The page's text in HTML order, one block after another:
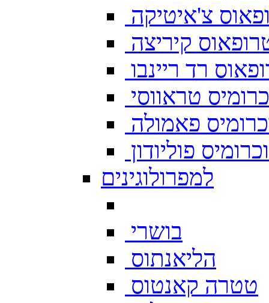
צ'איטיקה
קיריצה
רד ריינבו
טראווסי
פאמולה
פוליודון
למפרולוגינים
בושרי
הליאנתוס
טטרה קאנטוס